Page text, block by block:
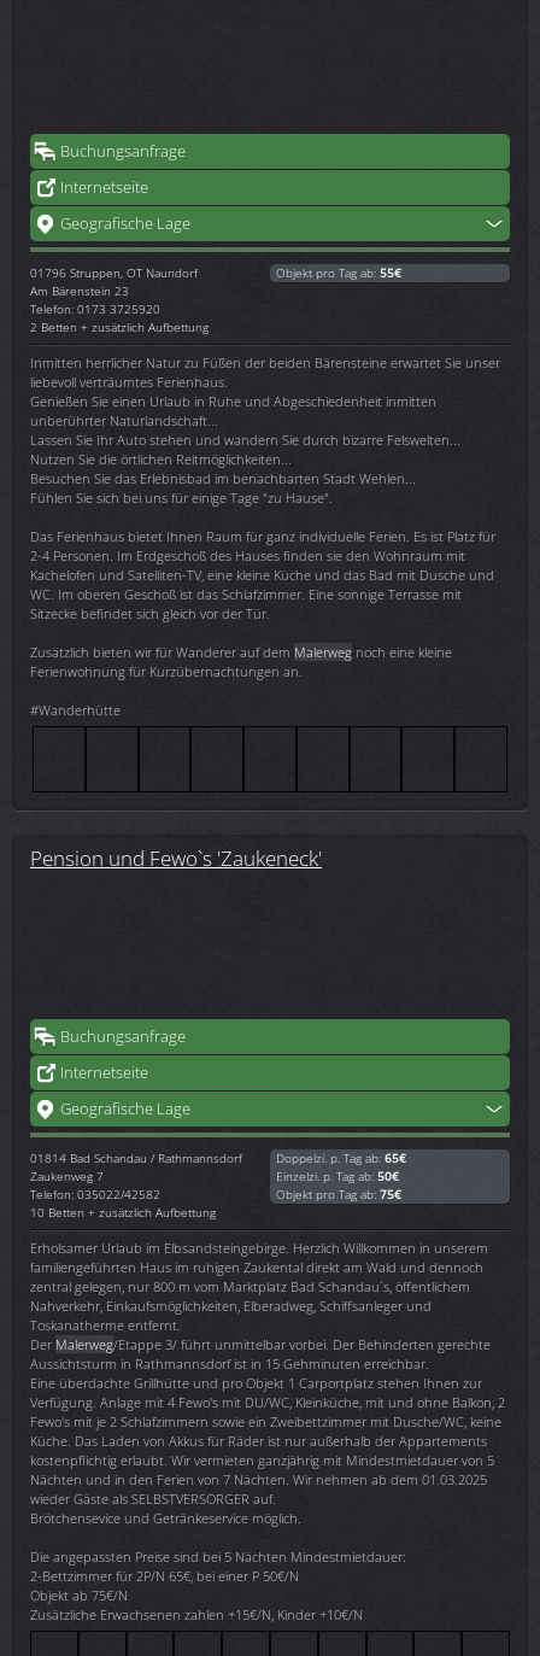
Buchungsanfrage
Internetseite
Geografische Lage
01796 Struppen, OT Naundorf
Am Bärenstein 23
Telefon: 0173 3725920
2 Betten + zusätzlich Aufbettung
Objekt pro Tag ab: 55€
Inmitten herrlicher Natur zu Füßen der beiden Bärensteine erwartet Sie unser
liebevoll verträumtes Ferienhaus.
Genießen Sie einen Urlaub in Ruhe und Abgeschiedenheit inmitten
unberührter Naturlandschaft...
Lassen Sie Ihr Auto stehen und wandern Sie durch bizarre Felswelten...
Nutzen Sie die örtlichen Reitmöglichkeiten...
Besuchen Sie das Erlebnisbad im benachbarten Stadt Wehlen...
Fühlen Sie sich bei uns für einige Tage "zu Hause".
Das Ferienhaus bietet Ihnen Raum für ganz individuelle Ferien. Es ist Platz für
2-4 Personen. Im Erdgeschoß des Hauses finden sie den Wohnraum mit
Kachelofen und Satelliten-TV, eine kleine Küche und das Bad mit Dusche und
WC. Im oberen Geschoß ist das Schlafzimmer. Eine sonnige Terrasse mit
Sitzecke befindet sich gleich vor der Tür.
Zusätzlich bieten wir für Wanderer auf dem Malerweg noch eine kleine
Ferienwohnung für Kurzübernachtungen an.
#Wanderhütte
Pension und Fewo`s 'Zaukeneck'
Buchungsanfrage
Internetseite
Geografische Lage
01814 Bad Schandau / Rathmannsdorf
Zaukenweg 7
Telefon: 035022/42582
10 Betten + zusätzlich Aufbettung
Doppelzi. p. Tag ab: 65€
Einzelzi. p. Tag ab: 50€
Objekt pro Tag ab: 75€
Erholsamer Urlaub im Elbsandsteingebirge. Herzlich Willkommen in unserem
familiengeführten Haus im ruhigen Zaukental direkt am Wald und dennoch
zentral gelegen, nur 800 m vom Marktplatz Bad Schandau´s, öffentlichem
Nahverkehr, Einkaufsmöglichkeiten, Elberadweg, Schiffsanleger und
Toskanatherme entfernt.
Der Malerweg/Etappe 3/ führt unmittelbar vorbei. Der Behinderten gerechte
Aussichtsturm in Rathmannsdorf ist in 15 Gehminuten erreichbar.
Eine überdachte Grillhütte und pro Objekt 1 Carportplatz stehen Ihnen zur
Verfügung. Anlage mit 4 Fewo's mit DU/WC, Kleinküche, mit und ohne Balkon, 2
Fewo's mit je 2 Schlafzimmern sowie ein Zweibettzimmer mit Dusche/WC, keine
Küche. Das Laden von Akkus für Räder ist nur außerhalb der Appartements
kostenpflichtig erlaubt. Wir vermieten ganzjährig mit Mindestmietdauer von 5
Nächten und in den Ferien von 7 Nächten. Wir nehmen ab dem 01.03.2025
wieder Gäste als SELBSTVERSORGER auf.
Brötchensevice und Getränkeservice möglich.
Die angepassten Preise sind bei 5 Nächten Mindestmietdauer:
2-Bettzimmer für 2P/N 65€, bei einer P 50€/N
Objekt ab 75€/N
Zusätzliche Erwachsenen zahlen +15€/N, Kinder +10€/N